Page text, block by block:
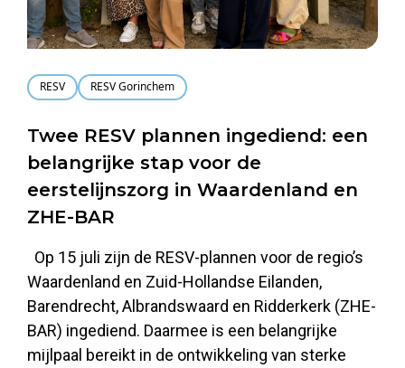
RESV RESV Gorinchem
Twee RESV plannen ingediend: een
belangrijke stap voor de
eerstelijnszorg in Waardenland en
ZHE-BAR
Op 15 juli zijn de RESV-plannen voor de regio’s
Waardenland en Zuid-Hollandse Eilanden,
Barendrecht, Albrandswaard en Ridderkerk (ZHE-
BAR) ingediend. Daarmee is een belangrijke
mijlpaal bereikt in de ontwikkeling van sterke